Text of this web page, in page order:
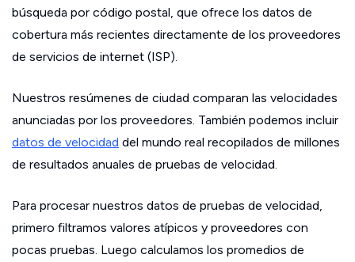
búsqueda por código postal, que ofrece los datos de
cobertura más recientes directamente de los proveedores
de servicios de internet (ISP).
Nuestros resúmenes de ciudad comparan las velocidades
anunciadas por los proveedores. También podemos incluir
datos de velocidad del mundo real recopilados de millones
de resultados anuales de pruebas de velocidad.
Para procesar nuestros datos de pruebas de velocidad,
primero filtramos valores atípicos y proveedores con
pocas pruebas. Luego calculamos los promedios de